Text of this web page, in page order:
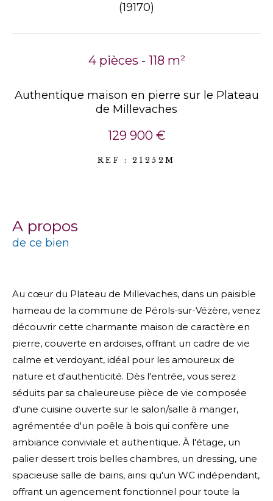
(19170)
4 pièces - 118 m²
Authentique maison en pierre sur le Plateau
de Millevaches
129 900 €
REF : 21252M
a propos
de ce bien
Au cœur du Plateau de Millevaches, dans un paisible
hameau de la commune de Pérols-sur-Vézère, venez
découvrir cette charmante maison de caractère en
pierre, couverte en ardoises, offrant un cadre de vie
calme et verdoyant, idéal pour les amoureux de
nature et d'authenticité. Dès l'entrée, vous serez
séduits par sa chaleureuse pièce de vie composée
d'une cuisine ouverte sur le salon/salle à manger,
agrémentée d'un poêle à bois qui confère une
ambiance conviviale et authentique. À l'étage, un
palier dessert trois belles chambres, un dressing, une
spacieuse salle de bains, ainsi qu'un WC indépendant,
offrant un agencement fonctionnel pour toute la